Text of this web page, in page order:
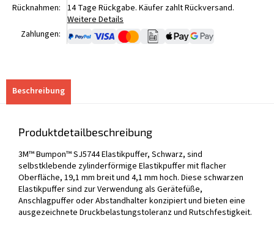
Rücknahmen: 14 Tage Rückgabe. Käufer zahlt Rückversand.
Weitere Details
Zahlungen:
Beschreibung
Produktdetailbeschreibung
3M™ Bumpon™ SJ5744 Elastikpuffer, Schwarz, sind
selbstklebende zylinderförmige Elastikpuffer mit flacher
Oberfläche, 19,1 mm breit und 4,1 mm hoch. Diese schwarzen
Elastikpuffer sind zur Verwendung als Gerätefüße,
Anschlagpuffer oder Abstandhalter konzipiert und bieten eine
ausgezeichnete Druckbelastungstoleranz und Rutschfestigkeit.